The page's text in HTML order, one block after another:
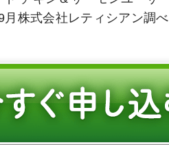
株式会社レティシアン調